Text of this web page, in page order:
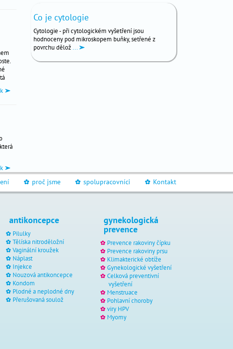
Co je cytologie
Cytologie - při cytologickém vyšetření jsou
hodnoceny pod mikroskopem buňky, setřené z
povrchu dělož...
_ proč jsme _ spolupracovníci _ Kontakt
antikoncepce
Pilulky
Tělíska nitroděložní
Vaginální kroužek
Náplast
Injekce
Nouzová antikoncepce
Kondom
Plodné a neplodné dny
Přerušovaná soulož
gynekologická
prevence
Prevence rakoviny čípku
Prevence rakoviny prsu
Klimakterické obtíže
Gynekologické vyšetření
Celková preventivní
vyšetření
Menstruace
Pohlavní choroby
viry HPV
Myomy